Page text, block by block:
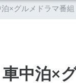
×グルメドラマ番
中泊×